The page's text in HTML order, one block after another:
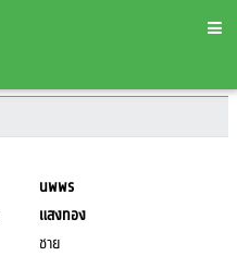
นพพร
แสงทอง
ชาย